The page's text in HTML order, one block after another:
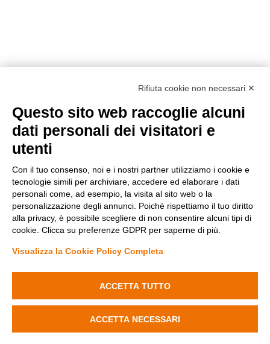
la
Faretto
Aumenta
la
quantità
di
Faretto
da
Metodi di pagamento
Privacy Policy
Cookie Policy
Modifica preferenze Cookie
Rifiuta cookie non necessari ✕
Questo sito web raccoglie alcuni
dati personali dei visitatori e
utenti
Con il tuo consenso, noi e i nostri partner utilizziamo i cookie e
tecnologie simili per archiviare, accedere ed elaborare i dati
personali come, ad esempio, la visita al sito web o la
personalizzazione degli annunci. Poiché rispettiamo il tuo diritto
alla privacy, è possibile scegliere di non consentire alcuni tipi di
cookie. Clicca su preferenze GDPR per saperne di più.
Visualizza la Cookie Policy Completa
ACCETTA TUTTO
ACCETTA NECESSARI